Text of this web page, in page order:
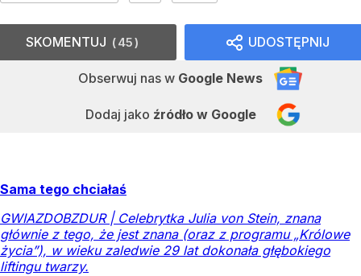
UDOSTĘPNIJ
Obserwuj nas w Google News
Dodaj jako źródło w Google
SKOMENTUJ 45
Sama tego chciałaś
GWIAZDOBZDUR | Celebrytka Julia von Stein, znana
głównie z tego, że jest znana (oraz z programu „Królowe
życia”), w wieku zaledwie 29 lat dokonała głębokiego
liftingu twarzy.